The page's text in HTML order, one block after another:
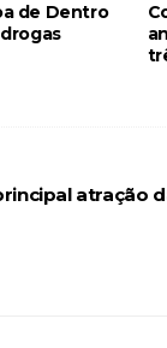
de Dentro
atração